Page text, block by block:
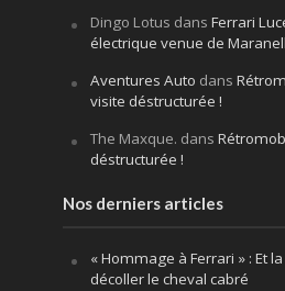
Dingo Lotus dans Ferrari
électrique venue de
Aventures Auto dans
visite déstructurée !
The Maxque. dans
déstructurée !
Nos derniers articles
« Hommage à Ferrari » : Et
décoller le cheval cabré